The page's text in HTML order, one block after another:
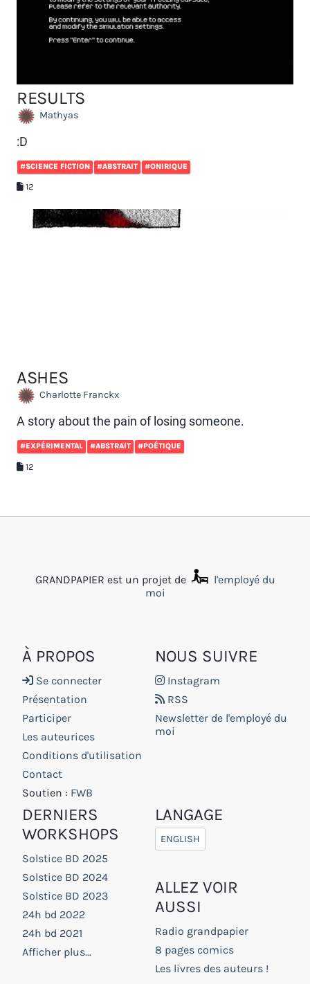
RESULTS
Mathyas
:D
#SCIENCE FICTION #ABSTRAIT #ONIRIQUE
12
ASHES
Charlotte Franckx
A story about the pain of losing someone.
#EXPÉRIMENTAL #ABSTRAIT #POÉTIQUE
12
GRANDPAPIER est un projet de
l'employé du
moi
À PROPOS
Se connecter
Présentation
Participer
Les auteurices
Conditions d'utilisation
Contact
Soutien : FWB
NOUS SUIVRE
Instagram
RSS
Newsletter de l'employé du
moi
DERNIERS
WORKSHOPS
Solstice BD 2025
Solstice BD 2024
Solstice BD 2023
24h bd 2022
24h bd 2021
Afficher plus...
LANGAGE
ENGLISH
ALLEZ VOIR
AUSSI
Radio grandpapier
8 pages comics
Les livres des auteurs !